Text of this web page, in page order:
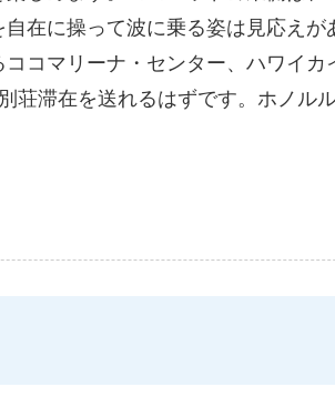
在に操って波に乗る姿は見応えが
コマリーナ・センター、ハワイカ
荘滞在を送れるはずです。ホノル